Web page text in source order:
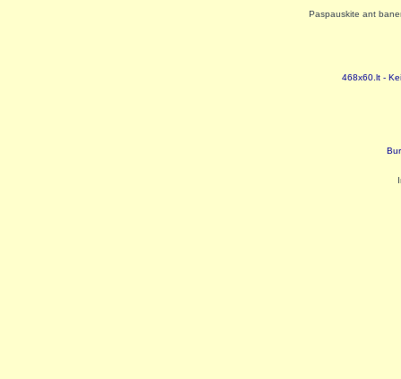
Paspauskite ant
468x60.lt -